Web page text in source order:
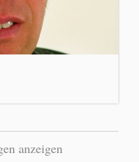
anzeigen